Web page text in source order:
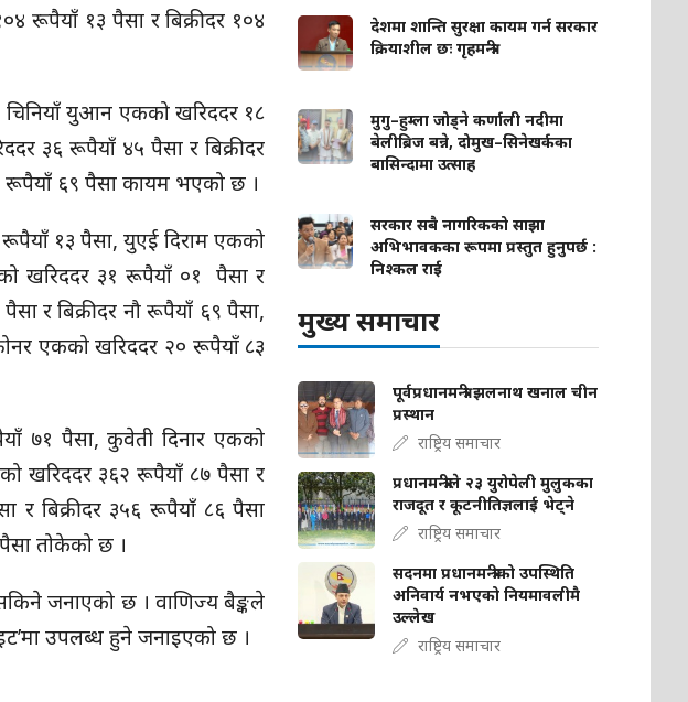
रूपैयाँ १३ पैसा र बिक्रीदर १०४
चिनियाँ युआन एकको खरिददर १८
३६ रूपैयाँ ४५ पैसा र बिक्रीदर
रूपैयाँ ६९ पैसा कायम भएको छ ।
रूपैयाँ १३ पैसा, युएई दिराम एकको
खरिददर ३१ रूपैयाँ ०१ पैसा र
र बिक्रीदर नौ रूपैयाँ ६९ पैसा,
एकको खरिददर २० रूपैयाँ ८३
७१ पैसा, कुवेती दिनार एकको
खरिददर ३६२ रूपैयाँ ८७ पैसा र
र बिक्रीदर ३५६ रूपैयाँ ८६ पैसा
तोकेको छ ।
जनाएको छ । वाणिज्य बैङ्कले
उपलब्ध हुने जनाइएको छ ।
देशमा शान्ति सुरक्षा कायम गर्न सरकार
क्रियाशील छः गृहमन्त्री
मुगु–हुम्ला जोड्ने कर्णाली नदीमा
बेलीब्रिज बन्ने, दोमुख–सिनेखर्कका
बासिन्दामा उत्साह
सरकार सबै नागरिकको साझा
अभिभावकका रूपमा प्रस्तुत हुनुपर्छ :
निश्कल राई
मुख्य समाचार
पूर्वप्रधानमन्त्री झलनाथ खनाल चीन
प्रस्थान
राष्ट्रिय समाचार
प्रधानमन्त्रीले २३ युरोपेली मुलुकका
राजदूत र कूटनीतिज्ञलाई भेट्ने
राष्ट्रिय समाचार
सदनमा प्रधानमन्त्रीको उपस्थिति
अनिवार्य नभएको नियमावलीमै
उल्लेख
राष्ट्रिय समाचार